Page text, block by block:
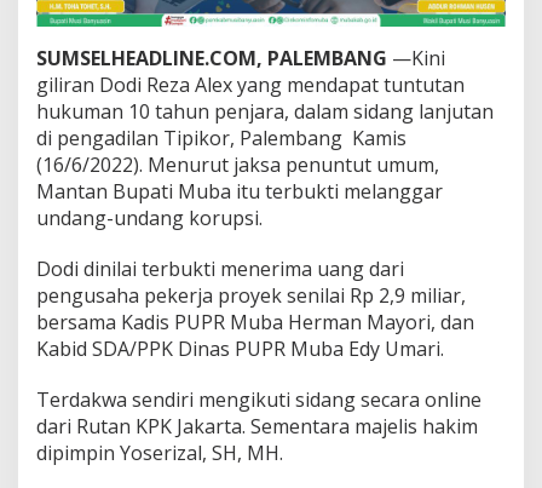
e
n
j
a
r
a
,
J
a
s
T
u
n
t
u
C
a
b
SUMSELHEADLINE.COM, PALEMBANG —Kini
giliran Dodi Reza Alex yang mendapat tuntutan
hukuman 10 tahun penjara, dalam sidang lanjutan
di pengadilan Tipikor, Palembang Kamis
(16/6/2022). Menurut jaksa penuntut umum,
Mantan Bupati Muba itu terbukti melanggar
undang-undang korupsi.
Dodi dinilai terbukti menerima uang dari
pengusaha pekerja proyek senilai Rp 2,9 miliar,
bersama Kadis PUPR Muba Herman Mayori, dan
Kabid SDA/PPK Dinas PUPR Muba Edy Umari.
Terdakwa sendiri mengikuti sidang secara online
dari Rutan KPK Jakarta. Sementara majelis hakim
dipimpin Yoserizal, SH, MH.